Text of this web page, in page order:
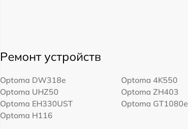
Ремонт устройств
Optoma DW318e Optoma 4K550
Optoma UHZ50
Optoma ZH403
Optoma EH330UST
Optoma GT1080e
Optoma H116